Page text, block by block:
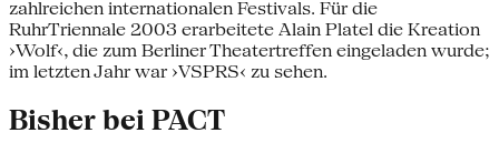
zahlreichen internationalen Festivals. Für die
RuhrTriennale 2003 erarbeitete Alain Platel die Kreation
›Wolf‹, die zum Berliner Theatertreffen eingeladen wurde;
im letzten Jahr war ›VSPRS‹ zu sehen.
Bisher bei PACT